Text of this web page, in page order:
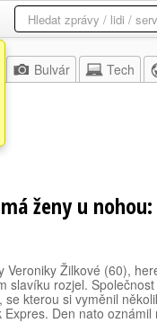
Bulvár Tech
ženy u
Veroniky Žilkové (60),
slavíku rozjel.
se kterou si vyměnil
Expres. Den nato